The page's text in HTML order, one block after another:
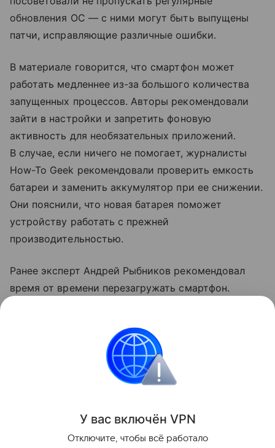
обновления ОС — с ними могут быть выпущены
патчи, исправляющие различные ошибки.
В материале говорится, что смартфон может
работать медленнее из-за большого количества
запущенных процессов. Авторы рекомендовали
зайти в настройки и запретить фоновую
активность для необязательных приложений.
В случае, если ничего не помогает, журналисты
How-To Geek рекомендовали проверить емкость
батареи и заменить аккумулятор при ее снижении.
Они пояснили, что новая батарея поможет
устройству работать с прежней
производительностью.
Ранее эксперт Андрей Рыбников рекомендовал
время от времени перезагружать смартфон.
Поделиться
У вас включён VPN
Отключите, чтобы всё работало